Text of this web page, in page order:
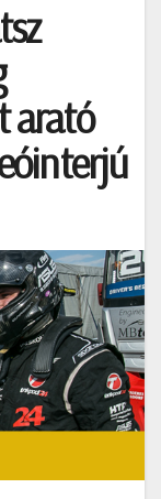
arató